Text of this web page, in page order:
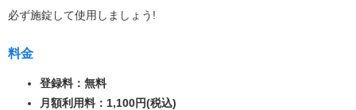
必ず施錠して使用しましょう!
料金
登録料：無料
月額利用料：1,100円(税込)